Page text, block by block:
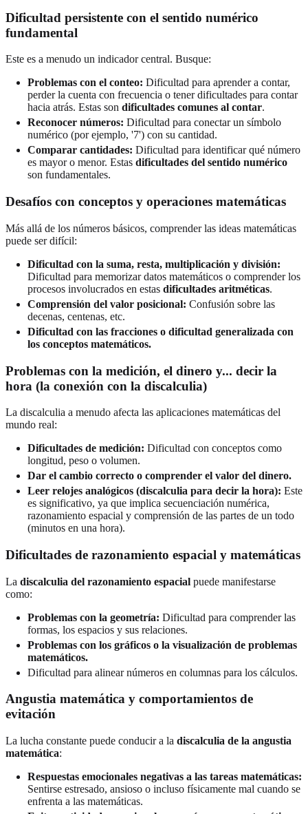
Dificultad persistente con el sentido numérico
fundamental
Este es a menudo un indicador central. Busque:
Problemas con el conteo: Dificultad para aprender a contar,
perder la cuenta con frecuencia o tener dificultades para contar
hacia atrás. Estas son dificultades comunes al contar.
Reconocer números: Dificultad para conectar un símbolo
numérico (por ejemplo, '7') con su cantidad.
Comparar cantidades: Dificultad para identificar qué número
es mayor o menor. Estas dificultades del sentido numérico
son fundamentales.
Desafíos con conceptos y operaciones matemáticas
Más allá de los números básicos, comprender las ideas matemáticas
puede ser difícil:
Dificultad con la suma, resta, multiplicación y división:
Dificultad para memorizar datos matemáticos o comprender los
procesos involucrados en estas dificultades aritméticas.
Comprensión del valor posicional: Confusión sobre las
decenas, centenas, etc.
Dificultad con las fracciones o dificultad generalizada con
los conceptos matemáticos.
Problemas con la medición, el dinero y... decir la
hora (la conexión con la discalculia)
La discalculia a menudo afecta las aplicaciones matemáticas del
mundo real:
Dificultades de medición: Dificultad con conceptos como
longitud, peso o volumen.
Dar el cambio correcto o comprender el valor del dinero.
Leer relojes analógicos (discalculia para decir la hora): Este
es significativo, ya que implica secuenciación numérica,
razonamiento espacial y comprensión de las partes de un todo
(minutos en una hora).
Dificultades de razonamiento espacial y matemáticas
La discalculia del razonamiento espacial puede manifestarse
como:
Problemas con la geometría: Dificultad para comprender las
formas, los espacios y sus relaciones.
Problemas con los gráficos o la visualización de problemas
matemáticos.
Dificultad para alinear números en columnas para los cálculos.
Angustia matemática y comportamientos de
evitación
La lucha constante puede conducir a la discalculia de la angustia
matemática:
Respuestas emocionales negativas a las tareas matemáticas:
Sentirse estresado, ansioso o incluso físicamente mal cuando se
enfrenta a las matemáticas.